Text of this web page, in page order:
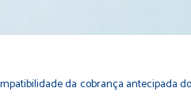
da cobrança antecipada